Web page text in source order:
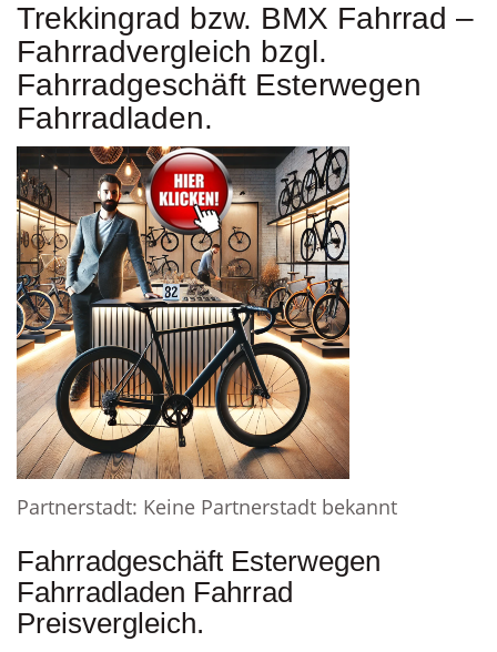
Trekkingrad bzw. BMX Fahrrad –
Fahrradvergleich bzgl.
Fahrradgeschäft Esterwegen
Fahrradladen.
Partnerstadt: Keine Partnerstadt bekannt
Fahrradgeschäft Esterwegen
Fahrradladen Fahrrad
Preisvergleich.